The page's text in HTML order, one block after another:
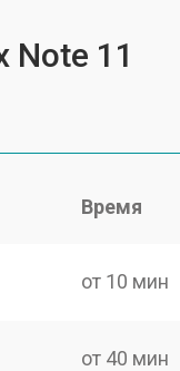
Note 11
Время
от 10 мин
от 40 мин